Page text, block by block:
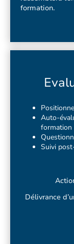
formation.
Auto-
formation
Suivi
Délivrance